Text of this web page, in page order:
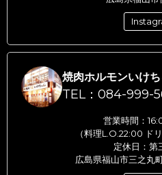
焼肉ホルモンいけ
TEL：084-999-
営業時間：
（料理L.O.22:00 ド
定休日：第
広島県福山市三之丸